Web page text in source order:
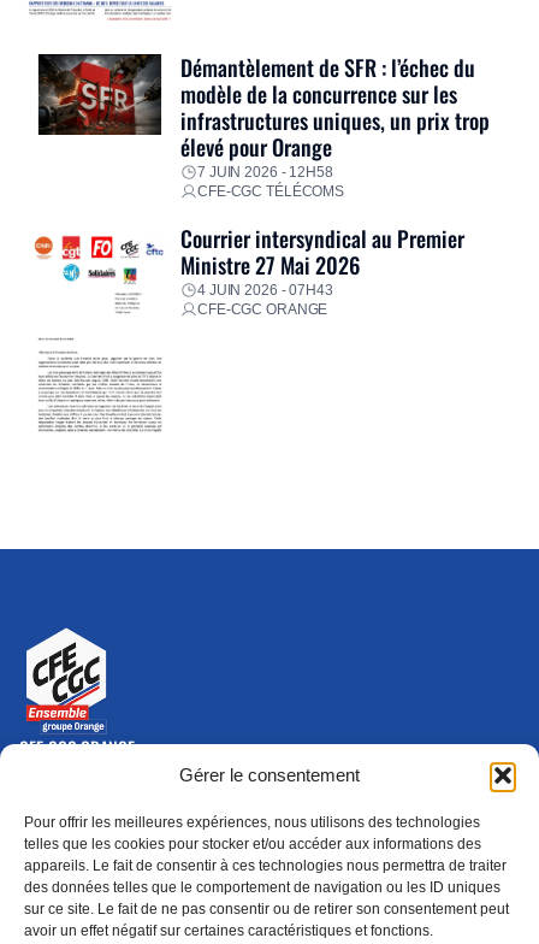
Gérer le consentement
Pour offrir les meilleures expériences, nous utilisons des technologies
telles que les cookies pour stocker et/ou accéder aux informations des
appareils. Le fait de consentir à ces technologies nous permettra de traiter
des données telles que le comportement de navigation ou les ID uniques
sur ce site. Le fait de ne pas consentir ou de retirer son consentement peut
avoir un effet négatif sur certaines caractéristiques et fonctions.
Démantèlement de SFR : l’échec du
modèle de la concurrence sur les
infrastructures uniques, un prix trop
élevé pour Orange
7 JUIN 2026 - 12H58
CFE-CGC TÉLÉCOMS
Courrier intersyndical au Premier
Ministre 27 Mai 2026
4 JUIN 2026 - 07H43
CFE-CGC ORANGE
CFE-CGC ORANGE
10-12 rue Saint Amand, 75015 Paris Cedex 15
Nous contacter
01 46 79 28 74
S'ABONNER(NOUVELLE FENÊTRE)
ADHÉRER